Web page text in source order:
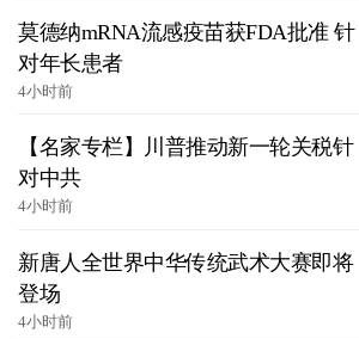
莫德纳mRNA流感疫苗获FDA批准 针
对年长患者
4小时前
【名家专栏】川普推动新一轮关税针
对中共
4小时前
新唐人全世界中华传统武术大赛即将
登场
4小时前